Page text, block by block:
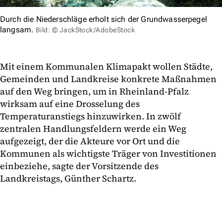
Durch die Niederschläge erholt sich der Grundwasserpegel
langsam. Bild: © JackStock/AdobeStock
Mit einem Kommunalen Klimapakt wollen Städte,
Gemeinden und Landkreise konkrete Maßnahmen
auf den Weg bringen, um in Rheinland-Pfalz
wirksam auf eine Drosselung des
Temperaturanstiegs hinzuwirken. In zwölf
zentralen Handlungsfeldern werde ein Weg
aufgezeigt, der die Akteure vor Ort und die
Kommunen als wichtigste Träger von Investitionen
einbeziehe, sagte der Vorsitzende des
Landkreistags, Günther Schartz.